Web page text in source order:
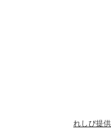
れしぴ提